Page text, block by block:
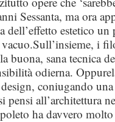
Sessanta, ma ora
estetico un
vacuo.Sull’insieme, i
buona, sana tecnica
odierna.
coniugando una
pensi all’architettura
ha davvero